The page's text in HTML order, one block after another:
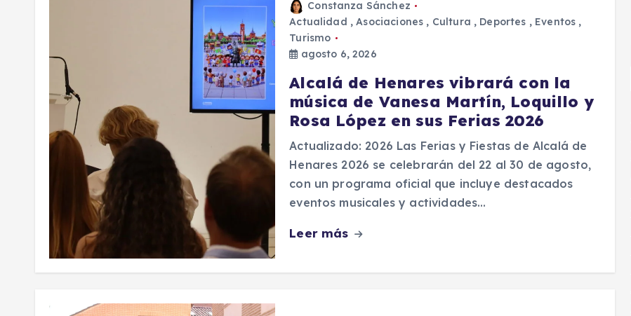
Constanza Sánchez
Actualidad ,Asociaciones , Cultura , Deportes , Eventos ,
Turismo
agosto 6, 2026
Alcalá de Henares vibrará con la
música de Vanesa Martín, Loquillo y
Rosa López en sus Ferias 2026
Actualizado: 2026 Las Ferias y Fiestas de Alcalá de
Henares 2026 se celebrarán del 22 al 30 de agosto,
con un programa oficial que incluye destacados
eventos musicales y actividades…
Leer más